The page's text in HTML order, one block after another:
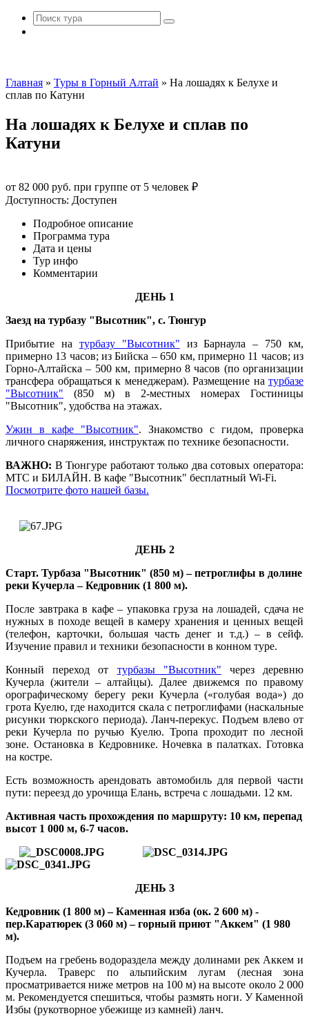
Главная » Туры в Горный Алтай » На лошадях к Белухе и
сплав по Катуни
На лошадях к Белухе и сплав по
Катуни
от 82 000 руб. при группе от 5 человек ₽
Доступность: Доступен
Подробное описание
Программа тура
Дата и цены
Тур инфо
Комментарии
ДЕНЬ 1
Заезд на турбазу "Высотник", с. Тюнгур
Прибытие на турбазу "Высотник" из Барнаула – 750 км,
примерно 13 часов; из Бийска – 650 км, примерно 11 часов; из
Горно-Алтайска – 500 км, примерно 8 часов (по организации
трансфера обращаться к менеджерам). Размещение на турбазе
"Высотник" (850 м) в 2-местных номерах Гостиницы
"Высотник", удобства на этажах.
Ужин в кафе "Высотник". Знакомство с гидом, проверка
личного снаряжения, инструктаж по технике безопасности.
ВАЖНО: В Тюнгуре работают только два сотовых оператора:
МТС и БИЛАЙН. В кафе "Высотник" бесплатный Wi-Fi.
Посмотрите фото нашей базы.
ДЕНЬ 2
Старт. Турбаза "Высотник" (850 м) – петроглифы в долине
реки Кучерла – Кедровник (1 800 м).
После завтрака в кафе – упаковка груза на лошадей, сдача не
нужных в походе вещей в камеру хранения и ценных вещей
(телефон, карточки, большая часть денег и т.д.) – в сейф.
Изучение правил и техники безопасности в конном туре.
Конный переход от турбазы "Высотник" через деревню
Кучерла (жители – алтайцы). Далее движемся по правому
орографическому берегу реки Кучерла («голубая вода») до
грота Куелю, где находится скала с петроглифами (наскальные
рисунки тюркского периода). Ланч-перекус. Подъем влево от
реки Кучерла по ручью Куелю. Тропа проходит по лесной
зоне. Остановка в Кедровнике. Ночевка в палатках. Готовка
на костре.
Есть возможность арендовать автомобиль для первой части
пути: переезд до урочища Елань, встреча с лошадьми. 12 км.
Активная часть прохождения по маршруту: 10 км, перепад
высот 1 000 м, 6-7 часов.
ДЕНЬ 3
Кедровник (1 800 м) – Каменная изба (ок. 2 600 м) -
пер.Каратюрек (3 060 м) – горный приют "Аккем" (1 980
м).
Подъем на гребень водораздела между долинами рек Аккем и
Кучерла. Траверс по альпийским лугам (лесная зона
просматривается ниже метров на 100 м) на высоте около 2 000
м. Рекомендуется спешиться, чтобы размять ноги. У Каменной
Избы (рукотворное убежище из камней) ланч.